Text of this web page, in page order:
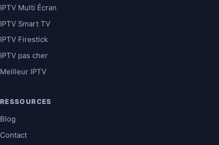
IPTV Multi Écran
IPTV Smart TV
IPTV Firestick
IPTV pas cher
Meilleur IPTV
RESSOURCES
Blog
Contact